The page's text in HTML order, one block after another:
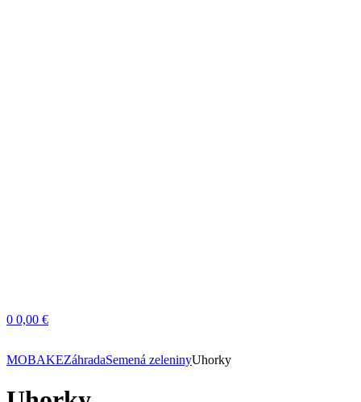
0 0,00 €
MOBAKEZáhradaSemená zeleninyUhorky